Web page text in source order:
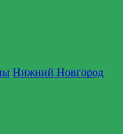
Нижний Новгород